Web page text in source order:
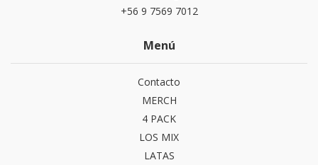
+56 9 7569 7012
Menú
Contacto
MERCH
4 PACK
LOS MIX
LATAS